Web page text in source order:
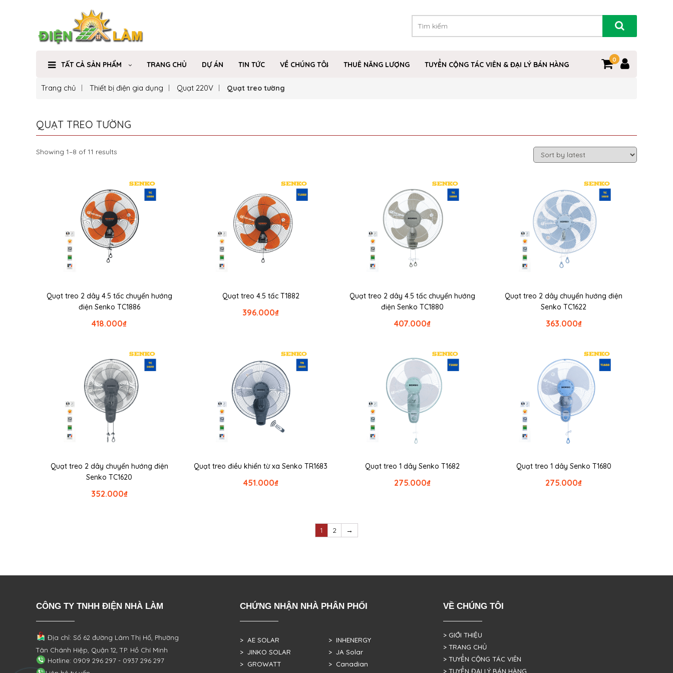
TẤT CẢ SẢN PHẨM TRANG CHỦ DỰ ÁN TIN TỨC VỀ CHÚNG TÔI THUÊ NĂNG LƯỢNG TUYỂN CỘNG TÁC VIÊN & ĐẠI LÝ BÁN HÀNG
0
0
Trang chủ Thiết bị điện gia dụng Quạt 220V Quạt treo tường
QUẠT TREO TƯỜNG
Showing 1–8 of 11 results
Quạt treo 2 dây 4.5 tấc chuyển hướng
điện Senko TC1886
₫
418.000
Quạt treo 4.5 tấc T1882
₫
396.000
Quạt treo 2 dây 4.5 tấc chuyển hướng
điện Senko TC1880
₫
407.000
Quạt treo 2 dây chuyển hướng điện
Senko TC1622
₫
363.000
Quạt treo 2 dây chuyển hướng điện
Senko TC1620
₫
352.000
Quạt treo điều khiển từ xa Senko TR1683
₫
451.000
Quạt treo 1 dây Senko T1682
₫
275.000
Quạt treo 1 dây Senko T1680
₫
275.000
1 2 →
CÔNG TY TNHH ĐIỆN NHÀ LÀM
Địa chỉ: Số 62 đường Lâm Thị Hố, Phường
Tân Chánh Hiệp, Quận 12, TP. Hồ Chí Minh
Hotline: 0909 296 297 - 0937 296 297
CHỨNG NHẬN NHÀ PHÂN PHỐI
> AE SOLAR
> JINKO SOLAR
> GROWATT
> INHENERGY
> JA Solar
> Canadian
VỀ CHÚNG TÔI
> GIỚI THIỆU
> TRANG CHỦ
> TUYỂN CỘNG TÁC VIÊN
> TUYỂN ĐẠI LÝ BÁN HÀNG